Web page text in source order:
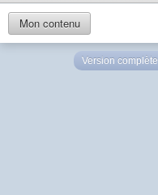
Mon contenu
Version complète